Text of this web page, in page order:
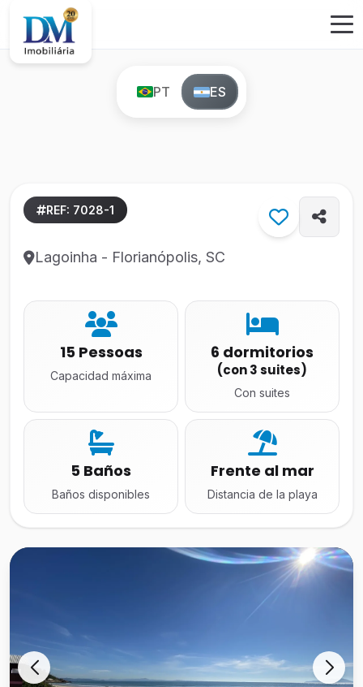
PT ES
REF: 7028-1
Lagoinha - Florianópolis, SC
15 Pessoas
Capacidad máxima
6 dormitorios
(con 3 suites)
Con suites
5 Baños
Baños disponibles
Frente al mar
Distancia de la playa